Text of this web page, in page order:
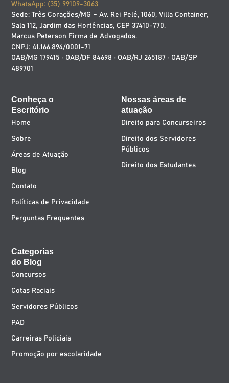
WhatsApp: (35) 99109-3063
Sede: Três Corações/MG – Av. Rei Pelé, 1060, Villa Container,
Sala 112, Jardim das Hortências, CEP 37410-770.
Marcus Peterson Firma de Advogados.
CNPJ: 41.166.894/0001-71
OAB/MG 179415 · OAB/DF 84698 · OAB/RJ 265187 · OAB/SP
489701
Conheça o
Escritório
Home
Sobre
Áreas de Atuação
Blog
Contato
Políticas de Privacidade
Perguntas Frequentes
Nossas áreas de
atuação
Direito para Concurseiros
Direito dos Servidores
Públicos
Direito dos Estudantes
Categorias
do Blog
Concursos
Cotas Raciais
Servidores Públicos
PAD
Carreiras Policiais
Promoção por escolaridade